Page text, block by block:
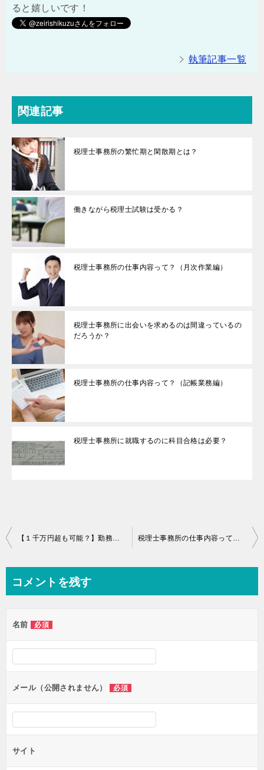
ると嬉しいです！
執筆記事一覧
関連記事
税理士事務所の繁忙期と閑散期とは？
働きながら税理士試験は受かる？
税理士事務所の仕事内容って？（月次作業編）
税理士事務所に出会いを求めるのは間違っているの
だろうか？
税理士事務所の仕事内容って？（記帳業務編）
税理士事務所に就職するのに科目合格は必要？
投
ビ
ー
シ
ョ
ン
【１千万円超も可能？】勤務税理士の給料ってどれくらいなんだ？ 税理士事務所の仕事内容って？（雑務編）
コメントを残す
名前 必須
メール（公開されません） 必須
サイト